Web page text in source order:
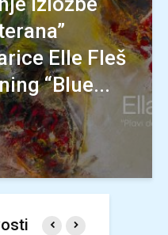
Elle Fleš
“Blue...